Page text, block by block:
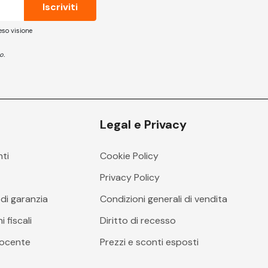
visione
garanzia
fiscali
Legal e Privacy
Cookie Policy
Privacy Policy
Condizioni generali di vendita
Diritto di recesso
Prezzi e sconti esposti